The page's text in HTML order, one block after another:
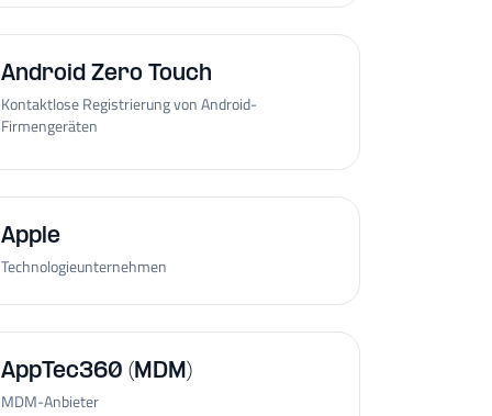
Android Zero Touch
Kontaktlose Registrierung von Android-
Firmengeräten
Apple
Technologieunternehmen
AppTec360 (MDM)
MDM-Anbieter